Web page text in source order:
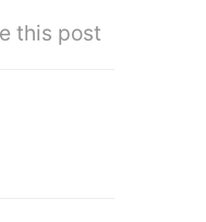
this post